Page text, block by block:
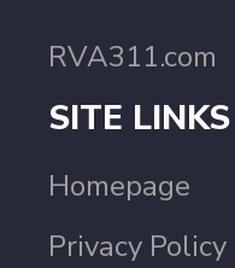
RVA311.com
SITE LINKS
Homepage
Privacy Policy